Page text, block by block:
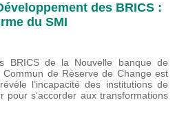
des BRICS :
du SMI
BRICS de la Nouvelle banque de
de Réserve de Change est
l’incapacité des institutions de
pour s’accorder aux transformations